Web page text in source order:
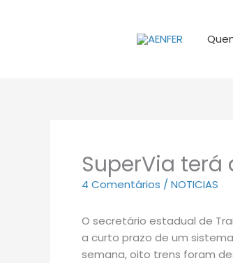
SuperVia
4 Comentários / NOTICIAS
O secretário estadual de
a curto prazo de um
semana, oito trens foram